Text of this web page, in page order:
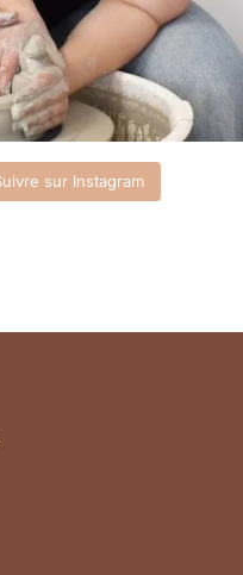
sur Instagram